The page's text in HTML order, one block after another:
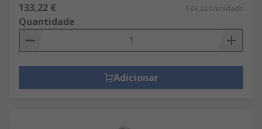
133,22 € 133,22 €/unidade
Quantidade
Adicionar